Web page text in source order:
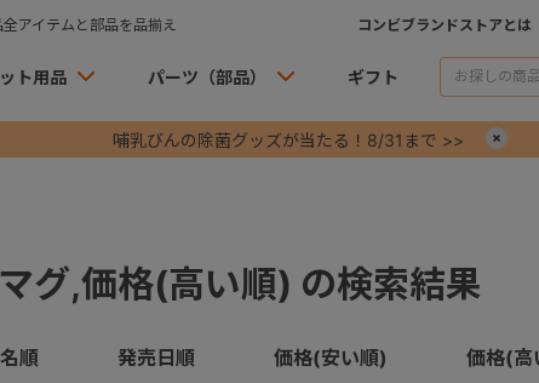
アイテムと部品を品揃え コンビブランドストアとは
ト用品 パーツ（部品） ギフト
哺乳びんの除菌グッズが当たる！8/31まで >>
グ,価格(高い順) の検索結果
順 発売日順 価格(安い順) 価格(高